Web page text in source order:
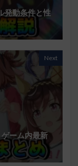
発動条件と性
Next
ーム内最新